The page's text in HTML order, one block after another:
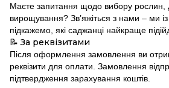
Маєте запитання щодо вибору рослин,
вирощування? Зв’яжіться з нами – ми
підкажемо, які саджанці найкраще
📝За реквізитами
Після оформлення замовлення ви
реквізити для оплати. Замовлення
підтвердження зарахування коштів.